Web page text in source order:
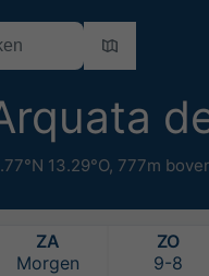
13.29°O, 777m
ZA
Morgen
ZO
9-8